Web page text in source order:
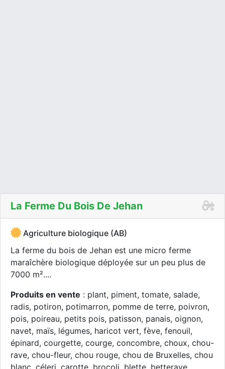
La Ferme Du Bois De Jehan
Agriculture biologique (AB)
La ferme du bois de Jehan est une micro ferme
maraîchère biologique déployée sur un peu plus de
7000 m²....
Produits en vente : plant, piment, tomate, salade,
radis, potiron, potimarron, pomme de terre, poivron,
pois, poireau, petits pois, patisson, panais, oignon,
navet, maïs, légumes, haricot vert, fève, fenouil,
épinard, courgette, courge, concombre, choux, chou-
rave, chou-fleur, chou rouge, chou de Bruxelles, chou
blanc, céleri, carotte, brocoli, blette, betterave,